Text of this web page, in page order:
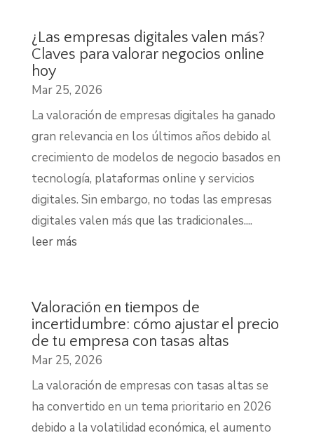
¿Las empresas digitales valen más?
Claves para valorar negocios online
hoy
Mar 25, 2026
La valoración de empresas digitales ha ganado
gran relevancia en los últimos años debido al
crecimiento de modelos de negocio basados en
tecnología, plataformas online y servicios
digitales. Sin embargo, no todas las empresas
digitales valen más que las tradicionales....
leer más
Valoración en tiempos de
incertidumbre: cómo ajustar el precio
de tu empresa con tasas altas
Mar 25, 2026
La valoración de empresas con tasas altas se
ha convertido en un tema prioritario en 2026
debido a la volatilidad económica, el aumento